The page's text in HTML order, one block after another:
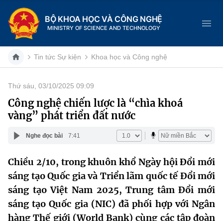
BỘ KHOA HỌC VÀ CÔNG NGHỆ
MINISTRY OF SCIENCE AND TECHNOLOGY
Danh mục
Trang chủ
Giới thiệu
Chức năng nhiệm vụ
Cơ cấu tổ chức
Lịch sử phát triển
Tin tức sự kiện
Khoa học và Công nghệ
Đổi mới sáng tạo
Dịch vụ công
Hệ thống văn bản
Tin tức Sự kiện Khoa học và Công nghệ
Thứ sáu, 03/10/2025 09:09
Công nghệ chiến lược là “chìa khoá
vàng” phát triển đất nước
Nghe đọc bài 7:41
Chiều 2/10, trong khuôn khổ Ngày hội Đổi mới
sáng tạo Quốc gia và Triển lãm quốc tế Đổi mới
sáng tạo Việt Nam 2025, Trung tâm Đổi mới
sáng tạo Quốc gia (NIC) đã phối hợp với Ngân
hàng Thế giới (World Bank) cùng các tập đoàn